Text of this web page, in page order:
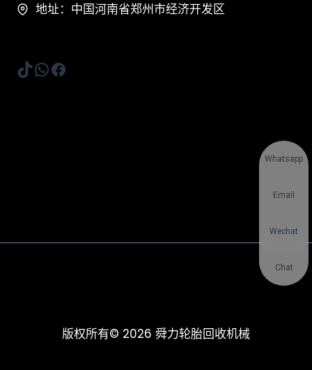
地址：中国河南省郑州市经济开发区
TikTok
WhatsApp
Facebook
版权所有© 2026 舜力轮胎回收机械
Whatsapp
Email
Wechat
Chat